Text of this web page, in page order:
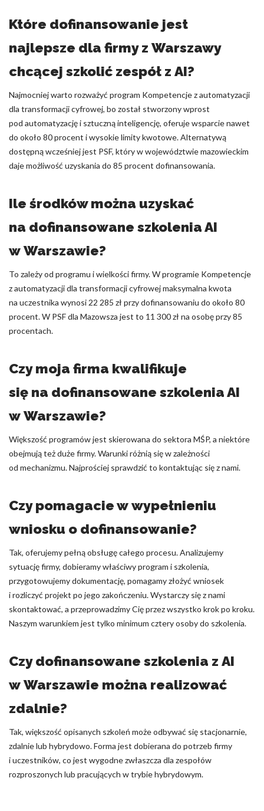
Które dofinansowanie jest
najlepsze dla firmy z Warszawy
chcącej szkolić zespół z AI?
Najmocniej warto rozważyć program Kompetencje z automatyzacji
dla transformacji cyfrowej, bo został stworzony wprost
pod automatyzację i sztuczną inteligencję, oferuje wsparcie nawet
do około 80 procent i wysokie limity kwotowe. Alternatywą
dostępną wcześniej jest PSF, który w województwie mazowieckim
daje możliwość uzyskania do 85 procent dofinansowania.
Ile środków można uzyskać
na dofinansowane szkolenia AI
w Warszawie?
To zależy od programu i wielkości firmy. W programie Kompetencje
z automatyzacji dla transformacji cyfrowej maksymalna kwota
na uczestnika wynosi 22 285 zł przy dofinansowaniu do około 80
procent. W PSF dla Mazowsza jest to 11 300 zł na osobę przy 85
procentach.
Czy moja firma kwalifikuje
się na dofinansowane szkolenia AI
w Warszawie?
Większość programów jest skierowana do sektora MŚP, a niektóre
obejmują też duże firmy. Warunki różnią się w zależności
od mechanizmu. Najprościej sprawdzić to kontaktując się z nami.
Czy pomagacie w wypełnieniu
wniosku o dofinansowanie?
Tak, oferujemy pełną obsługę całego procesu. Analizujemy
sytuację firmy, dobieramy właściwy program i szkolenia,
przygotowujemy dokumentację, pomagamy złożyć wniosek
i rozliczyć projekt po jego zakończeniu. Wystarczy się z nami
skontaktować, a przeprowadzimy Cię przez wszystko krok po kroku.
Naszym warunkiem jest tylko minimum cztery osoby do szkolenia.
Czy dofinansowane szkolenia z AI
w Warszawie można realizować
zdalnie?
Tak, większość opisanych szkoleń może odbywać się stacjonarnie,
zdalnie lub hybrydowo. Forma jest dobierana do potrzeb firmy
i uczestników, co jest wygodne zwłaszcza dla zespołów
rozproszonych lub pracujących w trybie hybrydowym.